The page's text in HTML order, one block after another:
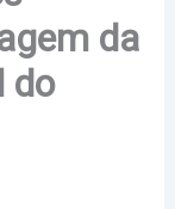
da
do